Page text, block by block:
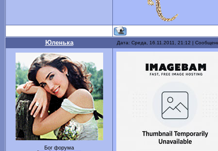
Юленька Дата: Среда, 16.11.2011, 21:12 |
Бог форума